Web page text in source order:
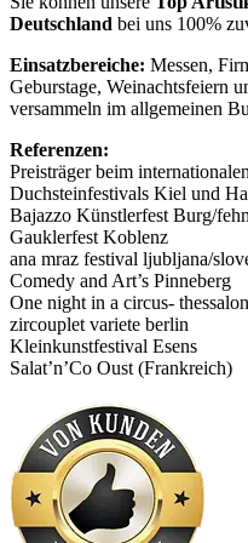
Deutschland bei uns 100%
Einsatzbereiche: Messen,
Geburstage, Weinachtsfeiern
versammeln im allgemeinen
Referenzen:
Preisträger beim
Duchsteinfestivals Kiel und
Bajazzo Künstlerfest Burg/
Gauklerfest Koblenz
ana mraz festival ljubljana/
Comedy and Art’s Pinneberg
One night in a circus-
zircouplet variete berlin
Kleinkunstfestival Esens
Salat’n’Co Oust (Frankreich)